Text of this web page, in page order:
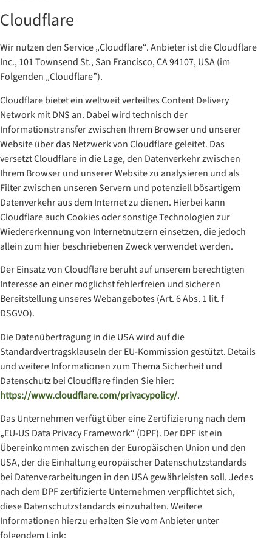
Cloudflare
Wir nutzen den Service „Cloudflare“. Anbieter ist die Cloudflare
Inc., 101 Townsend St., San Francisco, CA 94107, USA (im
Folgenden „Cloudflare”).
Cloudflare bietet ein weltweit verteiltes Content Delivery
Network mit DNS an. Dabei wird technisch der
Informationstransfer zwischen Ihrem Browser und unserer
Website über das Netzwerk von Cloudflare geleitet. Das
versetzt Cloudflare in die Lage, den Datenverkehr zwischen
Ihrem Browser und unserer Website zu analysieren und als
Filter zwischen unseren Servern und potenziell bösartigem
Datenverkehr aus dem Internet zu dienen. Hierbei kann
Cloudflare auch Cookies oder sonstige Technologien zur
Wiedererkennung von Internetnutzern einsetzen, die jedoch
allein zum hier beschriebenen Zweck verwendet werden.
Der Einsatz von Cloudflare beruht auf unserem berechtigten
Interesse an einer möglichst fehlerfreien und sicheren
Bereitstellung unseres Webangebotes (Art. 6 Abs. 1 lit. f
DSGVO).
Die Datenübertragung in die USA wird auf die
Standardvertragsklauseln der EU-Kommission gestützt. Details
und weitere Informationen zum Thema Sicherheit und
Datenschutz bei Cloudflare finden Sie hier:
https://www.cloudflare.com/privacypolicy/.
Das Unternehmen verfügt über eine Zertifizierung nach dem
„EU-US Data Privacy Framework“ (DPF). Der DPF ist ein
Übereinkommen zwischen der Europäischen Union und den
USA, der die Einhaltung europäischer Datenschutzstandards
bei Datenverarbeitungen in den USA gewährleisten soll. Jedes
nach dem DPF zertifizierte Unternehmen verpflichtet sich,
diese Datenschutzstandards einzuhalten. Weitere
Informationen hierzu erhalten Sie vom Anbieter unter